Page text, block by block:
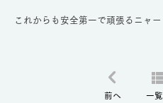
これからも安全第一で頑張るニャー
前へ 一